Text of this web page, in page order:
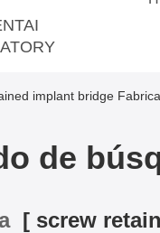
implant bridge
de
[ screw